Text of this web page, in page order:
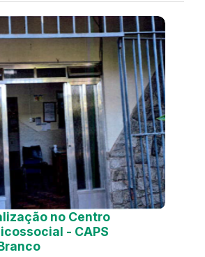
no Centro
- CAPS